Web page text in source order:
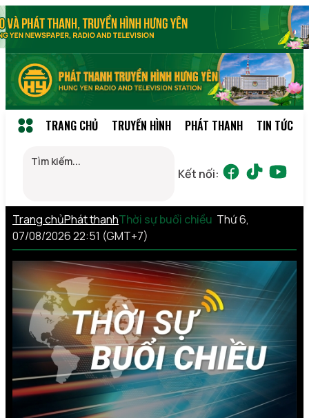
TRANG CHỦ TRUYỀN HÌNH PHÁT THANH TIN TỨC
Kết nối:
Trang chủPhát thanhThời sự buổi chiều Thứ 6,
07/08/2026 22:51 (GMT+7)